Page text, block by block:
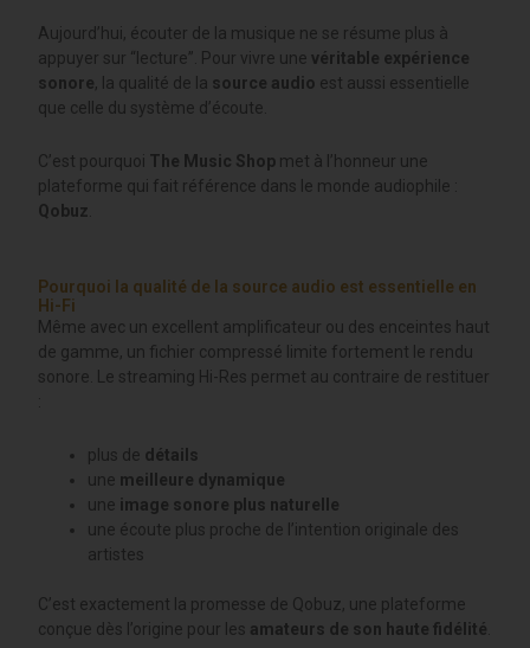
Aujourd’hui, écouter de la musique ne se résume plus à
appuyer sur “lecture”. Pour vivre unevéritable expérience
sonore, la qualité de la source audio est aussi essentielle
que celle du système d’écoute.
C’est pourquoi The Music Shop met à l’honneur une
plateforme qui fait référence dans le monde audiophile :
Qobuz
Pourquoi la qualité de la source audio est essentielle en
Hi-Fi
Même avec un excellent amplificateur ou des enceintes haut
de gamme, un fichier compressé limite fortement le rendu
sonore. Le streaming Hi-Res permet au contraire de restituer
plus de détails
une meilleure dynamique
une image sonore plus naturelle
une écoute plus proche de l’intention originale des
artistes
C’est exactement la promesse de Qobuz, une plateforme
conçue dès l’origine pour les amateurs de son haute fidélité